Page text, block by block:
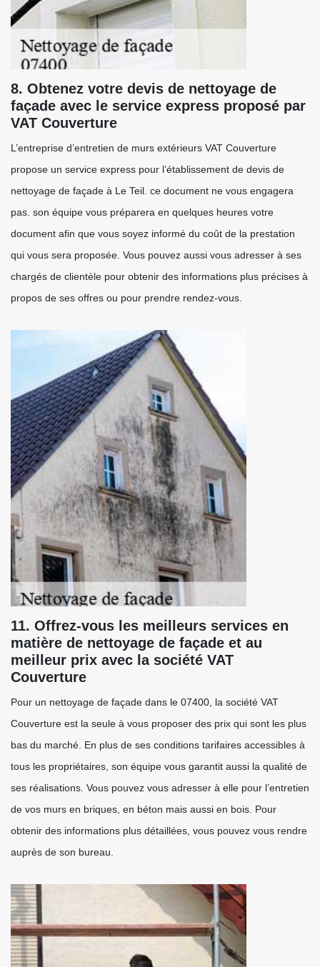
8. Obtenez votre devis de nettoyage de
façade avec le service express proposé par
VAT Couverture
L’entreprise d’entretien de murs extérieurs VAT Couverture
propose un service express pour l’établissement de devis de
nettoyage de façade à Le Teil. ce document ne vous engagera
pas. son équipe vous préparera en quelques heures votre
document afin que vous soyez informé du coût de la prestation
qui vous sera proposée. Vous pouvez aussi vous adresser à ses
chargés de clientèle pour obtenir des informations plus précises à
propos de ses offres ou pour prendre rendez-vous.
11. Offrez-vous les meilleurs services en
matière de nettoyage de façade et au
meilleur prix avec la société VAT
Couverture
Pour un nettoyage de façade dans le 07400, la société VAT
Couverture est la seule à vous proposer des prix qui sont les plus
bas du marché. En plus de ses conditions tarifaires accessibles à
tous les propriétaires, son équipe vous garantit aussi la qualité de
ses réalisations. Vous pouvez vous adresser à elle pour l’entretien
de vos murs en briques, en béton mais aussi en bois. Pour
obtenir des informations plus détaillées, vous pouvez vous rendre
auprès de son bureau.